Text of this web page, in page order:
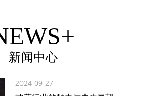
新闻中心
2024-09-27